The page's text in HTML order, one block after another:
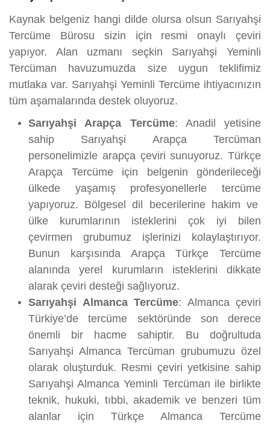
Kaynak belgeniz hangi dilde olursa olsun Sarıyahşi
Tercüme Bürosu sizin için resmi onaylı çeviri
yapıyor. Alan uzmanı seçkin Sarıyahşi Yeminli
Tercüman havuzumuzda size uygun teklifimiz
mutlaka var. Sarıyahşi Yeminli Tercüme ihtiyacınızın
tüm aşamalarında destek oluyoruz.
Sarıyahşi Arapça Tercüme: Anadil yetisine
sahip Sarıyahşi Arapça Tercüman
personelimizle arapça çeviri sunuyoruz. Türkçe
Arapça Tercüme için belgenin gönderileceği
ülkede yaşamış profesyonellerle tercüme
yapıyoruz. Bölgesel dil becerilerine hakim ve
ülke kurumlarının isteklerini çok iyi bilen
çevirmen grubumuz işlerinizi kolaylaştırıyor.
Bunun karşısında Arapça Türkçe Tercüme
alanında yerel kurumların isteklerini dikkate
alarak çeviri desteği sağlıyoruz.
Sarıyahşi Almanca Tercüme: Almanca çeviri
Türkiye’de tercüme sektöründe son derece
önemli bir hacme sahiptir. Bu doğrultuda
Sarıyahşi Almanca Tercüman grubumuzu özel
olarak oluşturduk. Resmi çeviri yetkisine sahip
Sarıyahşi Almanca Yeminli Tercüman ile birlikte
teknik, hukuki, tıbbi, akademik ve benzeri tüm
alanlar için Türkçe Almanca Tercüme